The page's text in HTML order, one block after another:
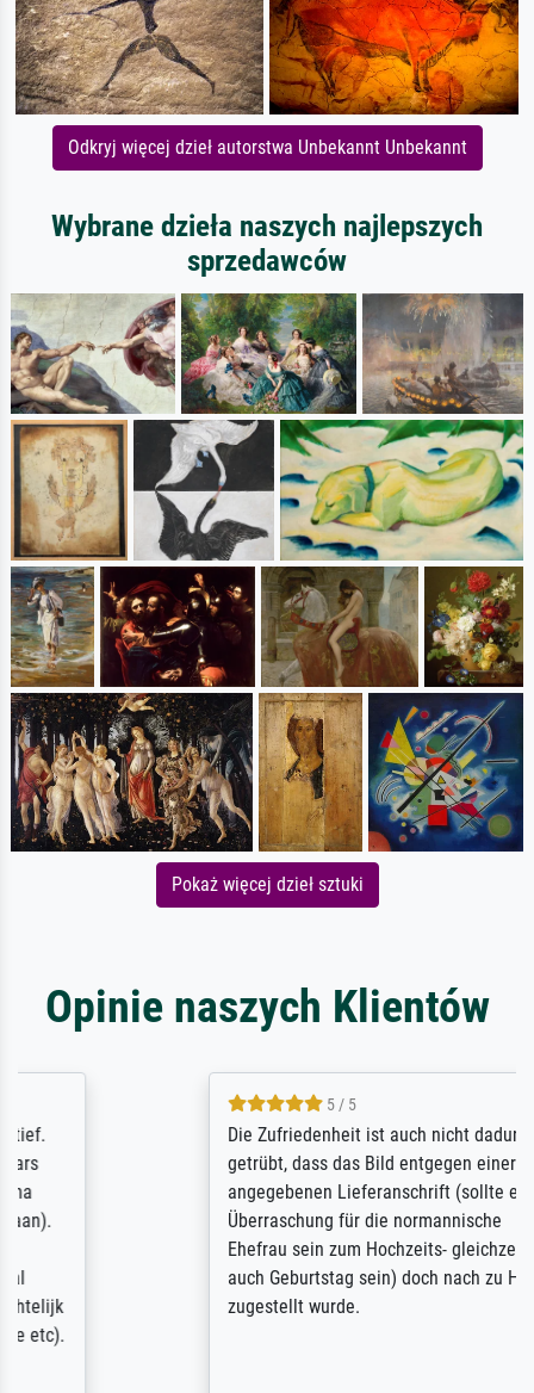
Odkryj więcej dzieł autorstwa Unbekannt Unbekannt
Wybrane dzieła naszych najlepszych
sprzedawców
Pokaż więcej dzieł sztuki
Opinie naszych Klientów
Die Zufriedenheit ist auch nicht dadurch
getrübt, dass das Bild entgegen einer
angegebenen Lieferanschrift (sollte eine
Überraschung für die normannische
Ehefrau sein zum Hochzeits- gleichzeitig
auch Geburtstag sein) doch nach zu Hause
zugestellt wurde.